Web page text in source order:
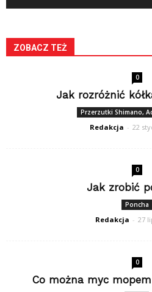
ZOBACZ TEŻ
0
Jak rozróżnić
Przerzutki Shimano,
Redakcja - 22
0
Jak zrobić
Poncha
Redakcja - 27
0
Co można myc